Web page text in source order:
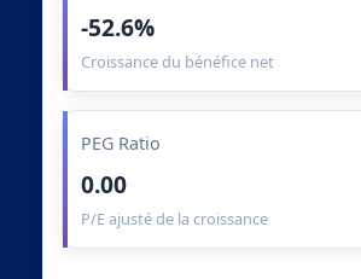
-52.6%
Croissance du bénéfice net
PEG Ratio
0.00
P/E ajusté de la croissance